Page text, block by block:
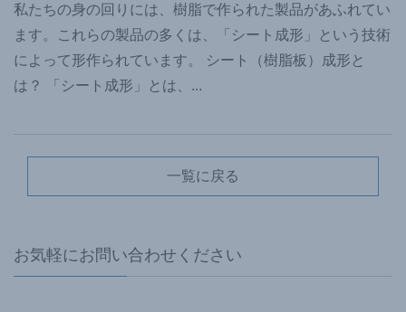
私たちの身の回りには、樹脂で作られた製品があふれてい
ます。これらの製品の多くは、「シート成形」という技術
によって形作られています。 シート（樹脂板）成形と
は？ 「シート成形」とは、 ...
一覧に戻る
お気軽にお問い合わせください